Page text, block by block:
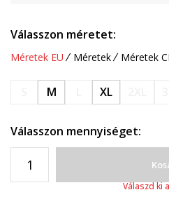
Válasszon méretet:
Méretek EU Méretek Méretek
M XL
Válasszon mennyiséget:
Válaszd ki